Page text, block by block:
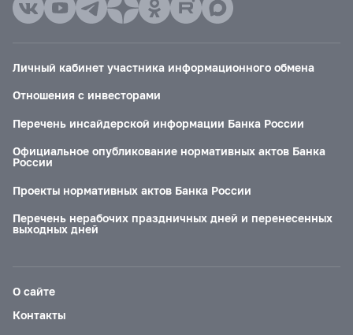
Личный кабинет участника информационного обмена
Отношения с инвесторами
Перечень инсайдерской информации Банка России
Официальное опубликование нормативных актов Банка
России
Проекты нормативных актов Банка России
Перечень нерабочих праздничных дней и перенесенных
выходных дней
О сайте
Контакты